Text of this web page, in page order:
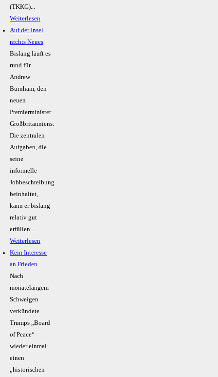
(TKKG)...
Weiterlesen
Auf der Insel
nichts Neues
Bislang läuft es
rund für
Andrew
Burnham, den
neuen
Premierminister
Großbritanniens:
Die zentralen
Aufgaben, die
seine
informelle
Jobbeschreibung
beinhaltet,
kann er bislang
relativ gut
erfüllen....
Weiterlesen
Kein Inte­resse
an Frieden
Nach
monatelangem
Schweigen
verkündete
Trumps „Board
of Peace“
wieder einmal
einen
„historischen